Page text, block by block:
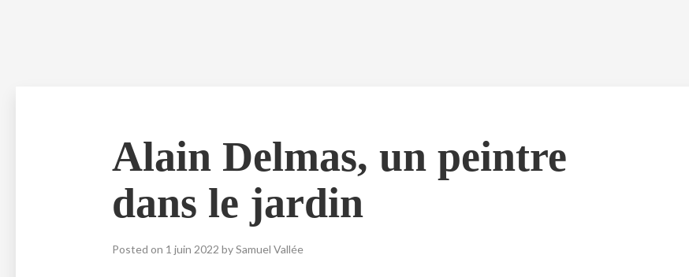
Alain Delmas, un peintre
dans le jardin
Posted on 1 juin 2022 bySamuel Vallée